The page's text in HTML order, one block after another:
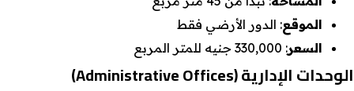
الموقع: الدور الأرضي فقط
السعر: 330,000 جنيه للمتر المربع
الوحدات الإدارية(Administrative Offices)